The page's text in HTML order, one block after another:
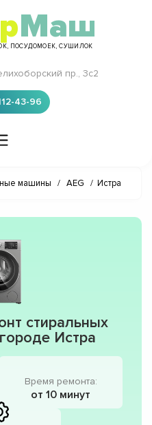
Маш
ПОСУДОМОЕК, СУШИЛОК
пр., 3с2
43-96
машины / AEG / Истра
стиральных
Истра
Время ремонта:
от 10 минут